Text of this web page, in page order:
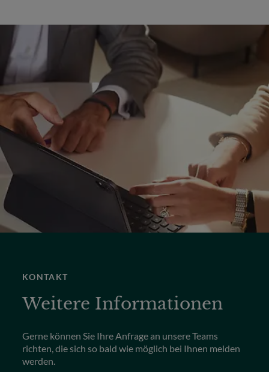
KONTAKT
Weitere Informationen
Gerne können Sie Ihre Anfrage an unsere Teams
richten, die sich so bald wie möglich bei Ihnen melden
werden.